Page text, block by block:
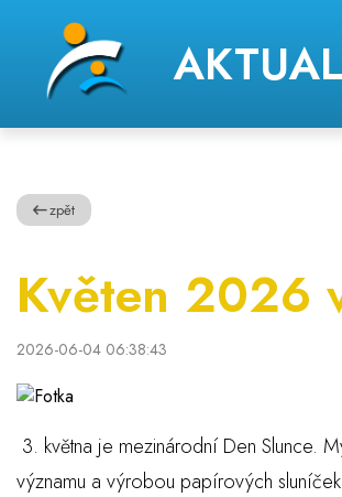
zpět
Květen 2026
2026-06-04 06:38:43
3. května je mezinárodní Den Slunce.
významu a výrobou papírových